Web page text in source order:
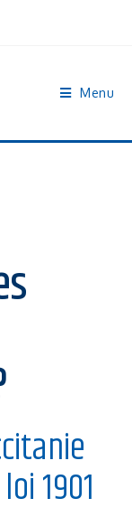
Menu
1901